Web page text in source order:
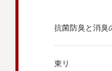
抗菌防臭と消臭
東リ